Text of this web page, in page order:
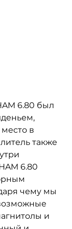
6.80 был
в
также
6.80
чему мы
и